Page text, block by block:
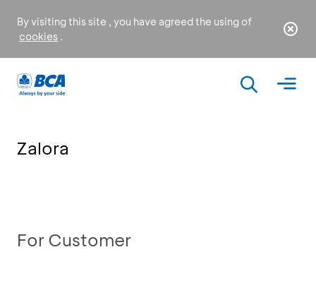
By visiting this site , you have agreed the using of
cookies .
Zalora
For Customer